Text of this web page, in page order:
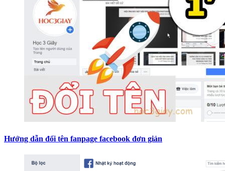
Hướng dẫn đổi tên fanpage facebook đơn giản